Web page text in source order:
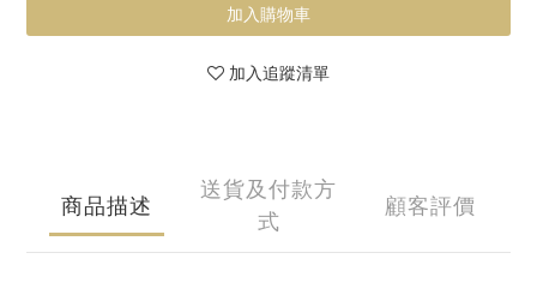
加入購物車
加入追蹤清單
商品描述
送貨及付款方
式
顧客評價